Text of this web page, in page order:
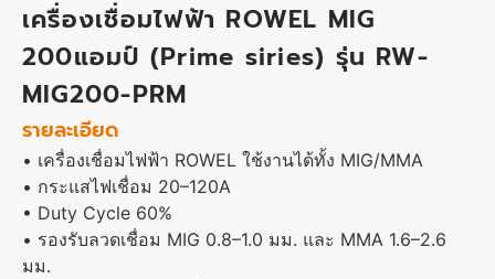
เครื่องเชื่อมไฟฟ้า ROWEL MIG
200แอมป์ (Prime siries) รุ่น RW-
MIG200-PRM
รายละเอียด
• เครื่องเชื่อมไฟฟ้า ROWEL ใช้งานได้ทั้ง MIG/MMA
• กระแสไฟเชื่อม 20–120A
• Duty Cycle 60%
• รองรับลวดเชื่อม MIG 0.8–1.0 มม. และ MMA 1.6–2.6
มม.